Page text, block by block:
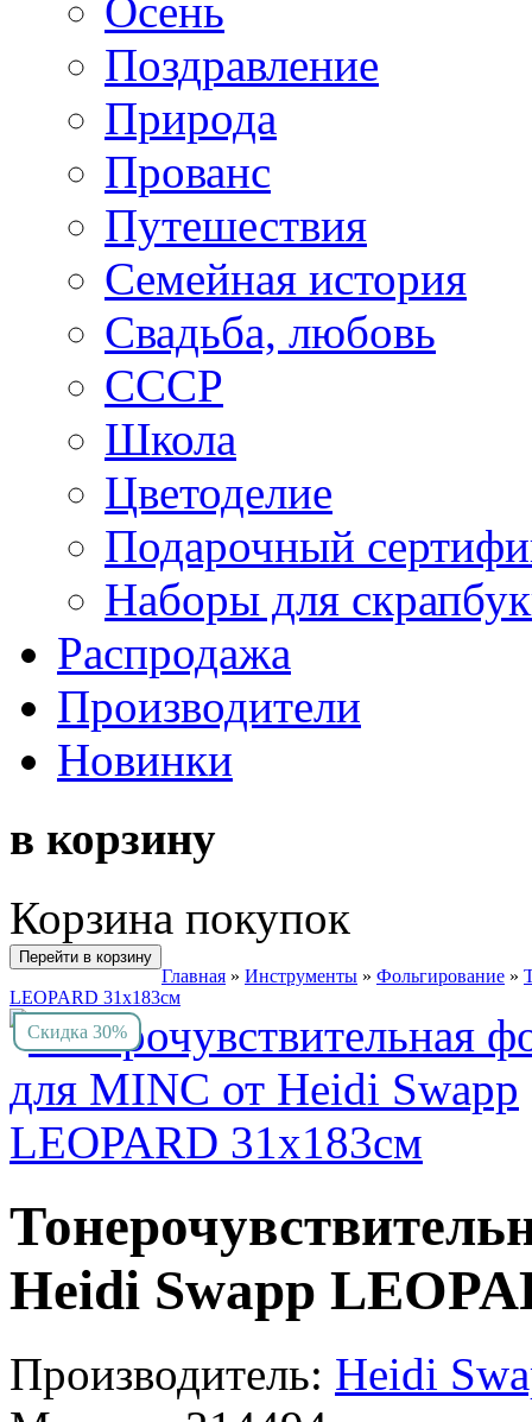
Осень
Поздравление
Природа
Прованс
Путешествия
Семейная история
Свадьба, любовь
СССР
Школа
Цветоделие
Подарочный
Наборы для
Распродажа
Производители
Новинки
в корзину
Корзина покупок
Перейти в корзину
Главная » Инструменты » Фольгирование »
LEOPARD 31х183см
Скидка 30%
Heidi Swapp
Производитель: Heidi